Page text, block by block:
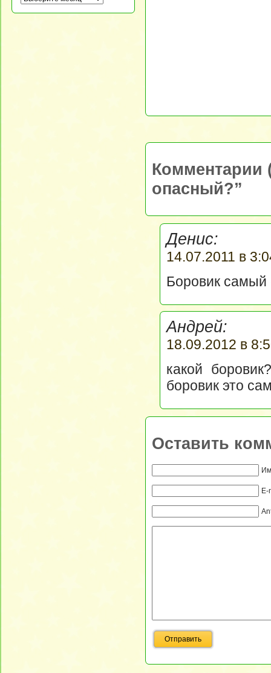
Комментарии
опасный?”
Денис:
14.07.2011 в
Боровик
Андрей:
18.09.2012 в
какой
боровик это
Оставить
E-